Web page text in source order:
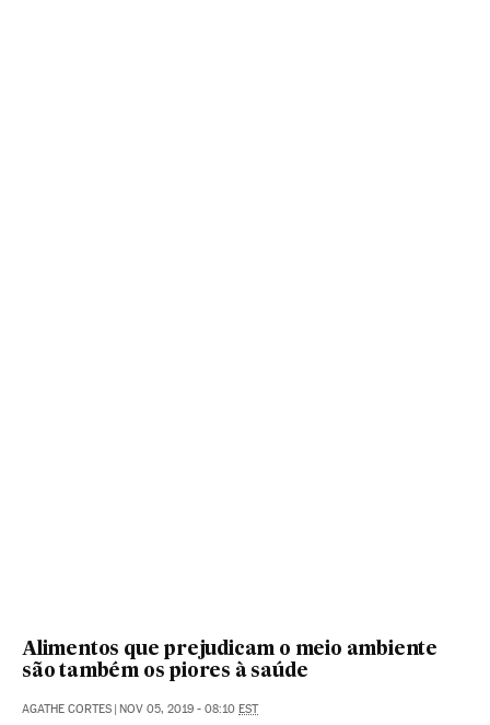
Alimentos que prejudicam o meio ambiente
são também os piores à saúde
AGATHE CORTES | NOV 05, 2019 - 08:10 EST